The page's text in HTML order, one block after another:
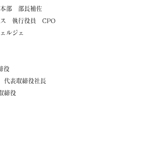
部 部長補佐
ス 執行役員 CPO
ルジェ
役
表取締役社長
役